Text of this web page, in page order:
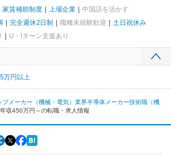
家賃補助制度 上場企業
中国語を活かす
完全週休2日制 職種未経験歓迎
土日祝休み
U・Iターン支援あり
万円以上
プメーカー（機械・電気）業界半導体メーカー技術職（機
年収450万円～の転職・求人情報